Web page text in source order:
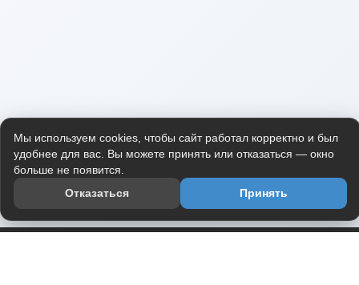
Мы используем cookies, чтобы сайт работал корректно и был
удобнее для вас. Вы можете принять или отказаться — окно
больше не появится.
Отказаться
Принять